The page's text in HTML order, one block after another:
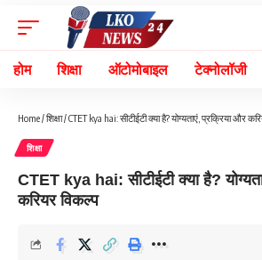
होम शिक्षा ऑटोमोबाइल टेक्नोलॉजी
Home/शिक्षा/CTET kya hai: सीटीईटी क्या है? योग्यताएं, प्रक्रिया और
शिक्षा
CTET kya hai: सीटीईटी क्या है?
करियर विकल्प